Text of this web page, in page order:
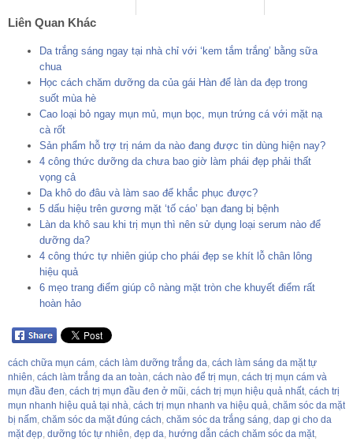
Liên Quan Khác
Da trắng sáng ngay tại nhà chỉ với ‘kem tắm trắng’ bằng sữa
chua
Học cách chăm dưỡng da của gái Hàn để làn da đẹp trong
suốt mùa hè
Cao loại bỏ ngay mụn mủ, mụn bọc, mụn trứng cá với mặt nạ
cà rốt
Sản phẩm hỗ trợ trị nám da nào đang được tin dùng hiện nay?
4 công thức dưỡng da chưa bao giờ làm phái đẹp phải thất
vọng cả
Da khô do đâu và làm sao để khắc phục được?
5 dấu hiệu trên gương mặt ‘tố cáo’ bạn đang bị bệnh
Làn da khô sau khi trị mụn thì nên sử dụng loại serum nào để
dưỡng da?
4 công thức tự nhiên giúp cho phái đẹp se khít lỗ chân lông
hiệu quả
6 mẹo trang điểm giúp cô nàng mặt tròn che khuyết điểm rất
hoàn hảo
cách chữa mụn cám, cách làm dưỡng trắng da, cách làm sáng da mặt tự
nhiên, cách làm trắng da an toàn, cách nào để trị mụn, cách trị mụn cám và
mụn đầu đen, cách trị mụn đầu đen ở mũi, cách trị mụn hiệu quả nhất, cách trị
mụn nhanh hiệu quả tại nhà, cách trị mụn nhanh va hiệu quả, chăm sóc da mặt
bị nấm, chăm sóc da mặt đúng cách, chăm sóc da trắng sáng, dap gi cho da
mặt đẹp, dưỡng tóc tự nhiên, đẹp da, hướng dẫn cách chăm sóc da mặt,